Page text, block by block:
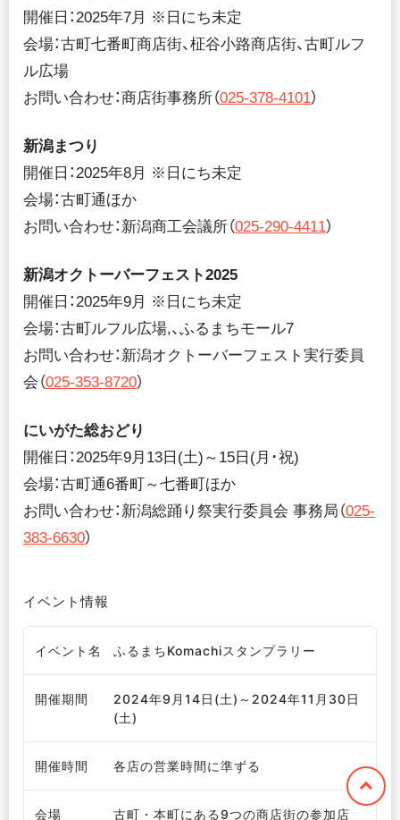
開催日：2025年7月 ※日にち未定
会場：古町七番町商店街、柾谷小路商店街、古町ルフ
ル広場
お問い合わせ：商店街事務所（025-378-4101）
新潟まつり
開催日：2025年8月 ※日にち未定
会場：古町通ほか
お問い合わせ：新潟商工会議所（025-290-4411）
新潟オクトーバーフェスト2025
開催日：2025年9月 ※日にち未定
会場：古町ルフル広場,、ふるまちモール7
お問い合わせ：新潟オクトーバーフェスト実行委員
会（025-353-8720）
にいがた総おどり
開催日：2025年9月13日(土)～15日(月･祝)
会場：古町通6番町～七番町ほか
お問い合わせ：新潟総踊り祭実行委員会 事務局（025-
383-6630）
イベント情報
イベント名 ふるまちKomachiスタンプラリー
開催期間
2024年9月14日(土)～2024年11月30日
(土)
開催時間 各店の営業時間に準ずる
会場 古町・本町にある9つの商店街の参加店